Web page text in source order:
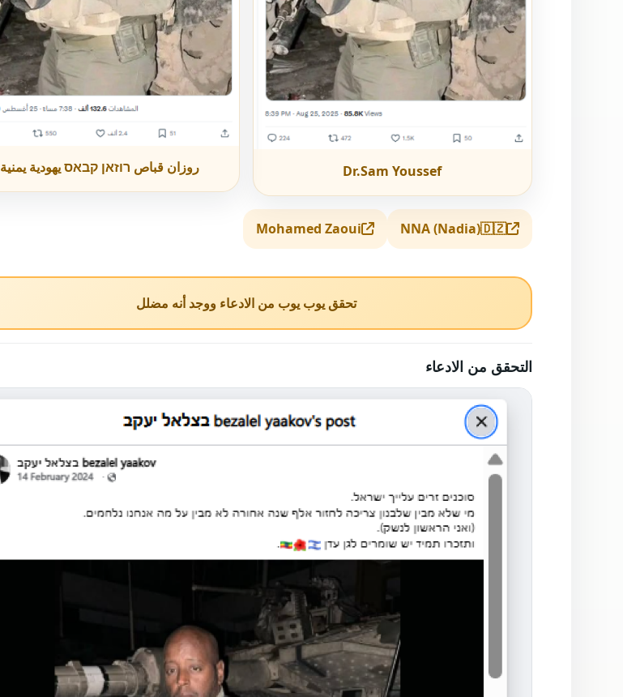
Dr.Sam Youssef روزان قباص רוזאן קבאס يهودية يمنية
NNA (Nadia)🇩🇿
Mohamed Zaoui
تحقق يوب يوب من الادعاء ووجد أنه مضلل
التحقق من الادعاء